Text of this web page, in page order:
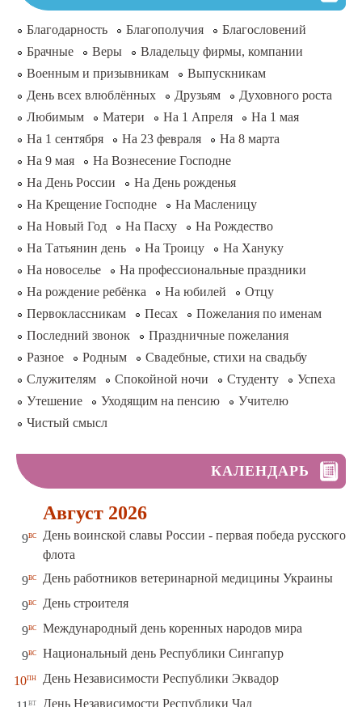
Благодарность Благополучия
Благословений
Брачные
Веры
Владельцу фирмы, компании
Военным и призывникам
Выпускникам
День всех влюблённых
Друзьям
Духовного роста
Любимым
Матери На 1 Апреля
На 1 мая
На 1 сентября
На 23 февраля
На 8 марта
На 9 мая
На Вознесение Господне
На День России
На День рожденья
На Крещение Господне
На Масленицу
На Новый Год
На Пасху
На Рождество
На Татьянин день
На Троицу
На Хануку
На новоселье
На профессиональные праздники
На рождение ребёнка
На юбилей
Отцу
Первоклассникам
Песах
Пожелания по именам
Последний звонок
Праздничные пожелания
Разное
Родным
Свадебные, стихи на свадьбу
Служителям
Спокойной ночи Студенту
Успеха
Утешение
Уходящим на пенсию
Учителю
Чистый смысл
КАЛЕНДАРЬ
Август 2026
9вс
День воинской славы России - первая победа русского
флота
9вс День работников ветеринарной медицины Украины
9вс День строителя
9вс Международный день коренных народов мира
9вс Национальный день Республики Сингапур
10пн День Независимости Республики Эквадор
вт День Независимости Республики Чад